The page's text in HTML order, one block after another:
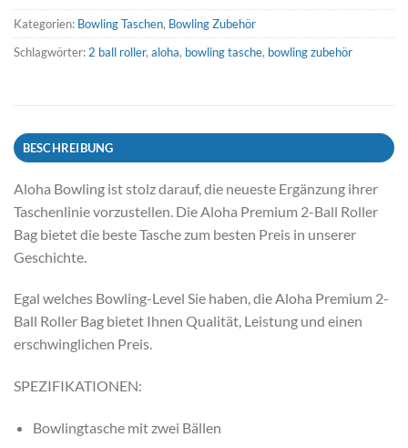
Kategorien: Bowling Taschen, Bowling Zubehör
Schlagwörter: 2 ball roller, aloha, bowling tasche, bowling zubehör
BESCHREIBUNG
Aloha Bowling ist stolz darauf, die neueste Ergänzung ihrer
Taschenlinie vorzustellen. Die Aloha Premium 2-Ball Roller
Bag bietet die beste Tasche zum besten Preis in unserer
Geschichte.
Egal welches Bowling-Level Sie haben, die Aloha Premium 2-
Ball Roller Bag bietet Ihnen Qualität, Leistung und einen
erschwinglichen Preis.
SPEZIFIKATIONEN:
Bowlingtasche mit zwei Bällen